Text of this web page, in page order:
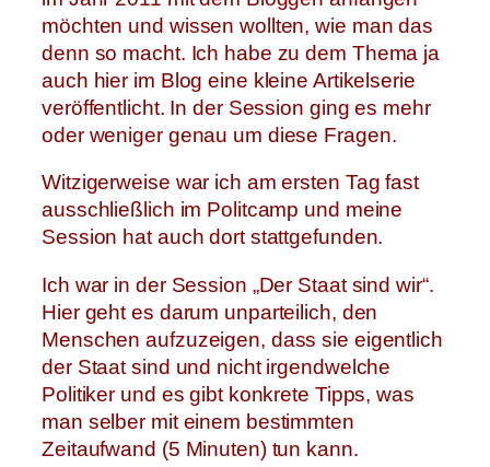
möchten und wissen wollten, wie man das
denn so macht. Ich habe zu dem Thema ja
auch hier im Blog eine kleine Artikelserie
veröffentlicht. In der Session ging es mehr
oder weniger genau um diese Fragen.
Witzigerweise war ich am ersten Tag fast
ausschließlich im Politcamp und meine
Session hat auch dort stattgefunden.
Ich war in der Session „Der Staat sind wir“.
Hier geht es darum unparteilich, den
Menschen aufzuzeigen, dass sie eigentlich
der Staat sind und nicht irgendwelche
Politiker und es gibt konkrete Tipps, was
man selber mit einem bestimmten
Zeitaufwand (5 Minuten) tun kann.